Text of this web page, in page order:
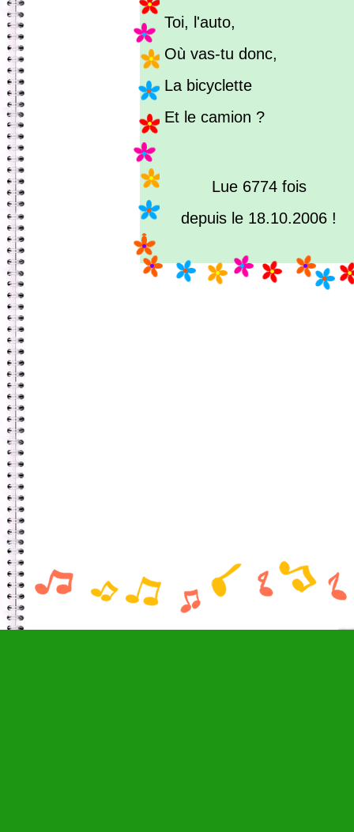
Toi, l'auto,
Où vas-tu donc,
La bicyclette
Et le camion ?
Lue 6774 fois
depuis le 18.10.2006 !